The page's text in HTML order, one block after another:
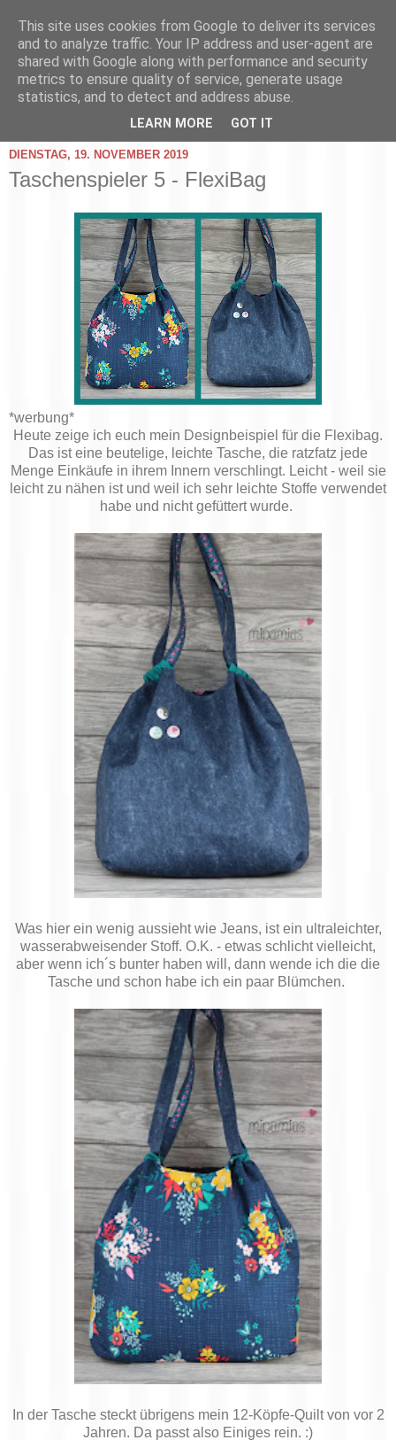
DIENSTAG, 19. NOVEMBER 2019
Taschenspieler 5 - FlexiBag
*werbung*
Heute zeige ich euch mein Designbeispiel für die Flexibag.
Das ist eine beutelige, leichte Tasche, die ratzfatz jede
Menge Einkäufe in ihrem Innern verschlingt. Leicht - weil sie
leicht zu nähen ist und weil ich sehr leichte Stoffe verwendet
habe und nicht gefüttert wurde.
Was hier ein wenig aussieht wie Jeans, ist ein ultraleichter,
wasserabweisender Stoff. O.K. - etwas schlicht vielleicht,
aber wenn ich´s bunter haben will, dann wende ich die die
Tasche und schon habe ich ein paar Blümchen.
In der Tasche steckt übrigens mein 12-Köpfe-Quilt von vor 2
Jahren. Da passt also Einiges rein. :)
This site uses cookies from Google to deliver its services
and to analyze traffic. Your IP address and user-agent are
shared with Google along with performance and security
metrics to ensure quality of service, generate usage
statistics, and to detect and address abuse.
LEARN MORE GOT IT